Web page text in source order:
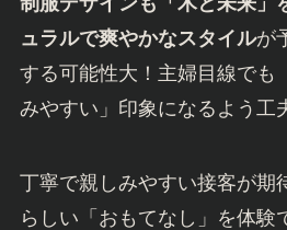
ュラルで爽やかなスタイルが
する可能性大！主婦目線でも
みやすい」印象になるよう工
丁寧で親しみやすい接客が期
らしい「おもてなし」を体験